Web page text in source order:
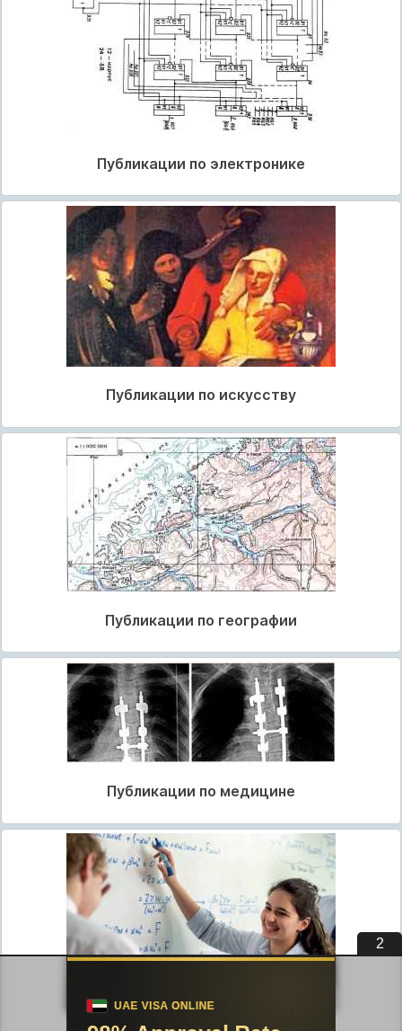
Публикации по электронике
Публикации по искусству
Публикации по географии
Публикации по медицине
1